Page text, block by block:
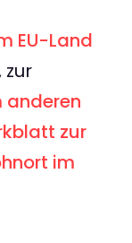
EU-Land
zur
anderen
zur
im